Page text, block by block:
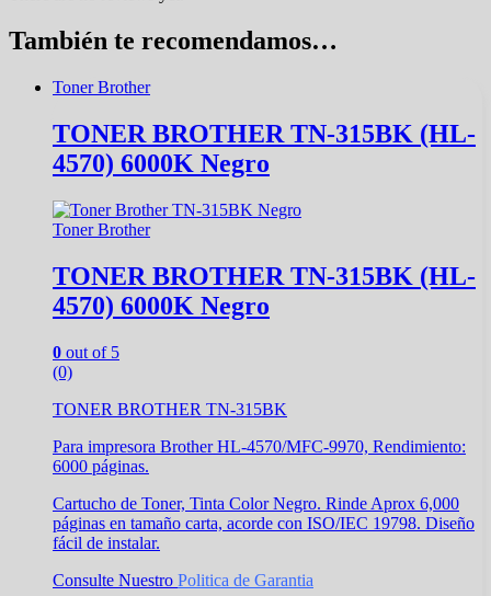
También te recomendamos…
Toner Brother
TONER BROTHER TN-315BK (HL-
4570) 6000K Negro
Toner Brother
TONER BROTHER TN-315BK (HL-
4570) 6000K Negro
0 out of 5
(0)
TONER BROTHER TN-315BK
Para impresora Brother HL-4570/MFC-9970, Rendimiento:
6000 páginas.
Cartucho de Toner, Tinta Color Negro. Rinde Aprox 6,000
páginas en tamaño carta, acorde con ISO/IEC 19798. Diseño
fácil de instalar.
Consulte Nuestro Politica de Garantia